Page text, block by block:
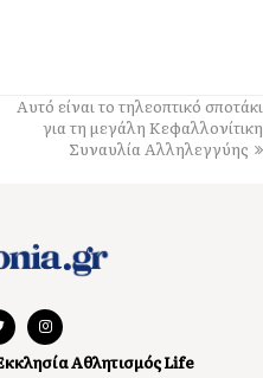
εθελοντές Ελειού–
κύματος ζέστης
Αυτό είναι το τηλεοπτικό σποτάκι
για τη μεγάλη Κεφαλλονίτικη
Συναυλία Αλληλεγγύης
ΑθλητισμόςLife